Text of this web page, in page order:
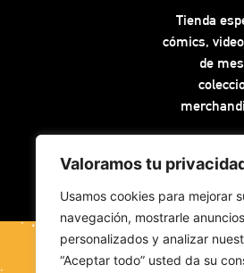
Valoramos tu
Usamos cookies para mejorar
navegación, mostrarle
personalizados y analizar
“Aceptar todo” usted da su
Tienda
cómics,
de